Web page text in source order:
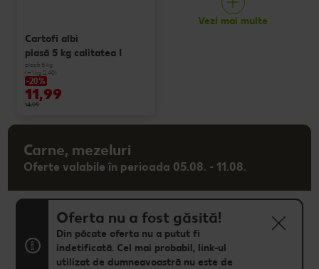
Cartofi albi
plasă 5 kg calitatea I
plasă 5 kg
(=1 kg 2.40)
-20%
11,99
14,99
Vezi mai multe
Carne, mezeluri
Oferte valabile în perioada 05.08. - 11.08.
Oferta nu a fost găsită!
Din păcate oferta nu a putut fi
indetificată. Cel mai probabil, link-ul
utilizat de dumneavoastră nu este de